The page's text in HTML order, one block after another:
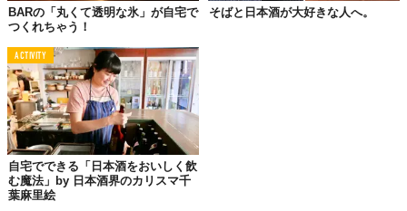
まず、「ぽんしゅ」は日本酒の俗称。「ぽんしゅグリア」は、サ
BARの「丸くて透明な氷」が自宅で
つくれちゃう！
そばと日本酒が大好きな人へ。
ACTIVITY
自宅でできる「日本酒をおいしく飲
む魔法」by 日本酒界のカリスマ千
葉麻里絵